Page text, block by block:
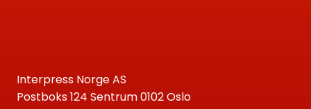
Interpress Norge AS
Postboks 124 Sentrum 0102 Oslo